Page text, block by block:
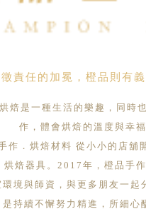
責任的加冕，橙品則有
是一種生活的樂趣，同時
作，體會烘焙的溫度與幸福
作．烘焙材料 從小小的店舖
烘焙器具。2017年，橙品手
境與師資，與更多朋友一起
持續不懈努力精進，所細心